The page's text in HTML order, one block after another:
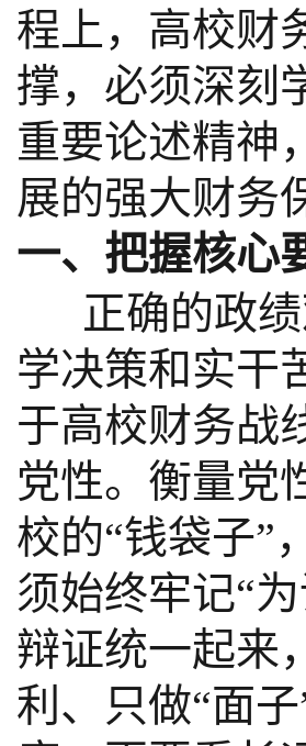
程上，高校财
撑，必须深刻
重要论述精神
展的强大财务
一、把握核心
正确的政绩
学决策和实干
于高校财务战
党性。衡量党
校的“钱袋子”
须始终牢记“
辩证统一起来
利、只做“面